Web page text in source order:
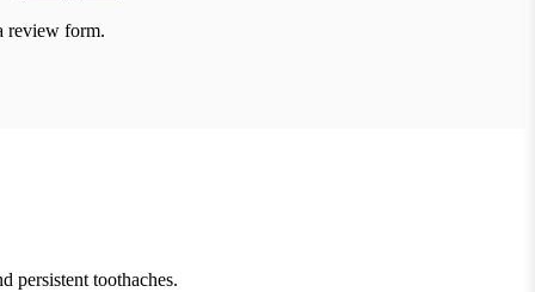
review form.
persistent toothaches.